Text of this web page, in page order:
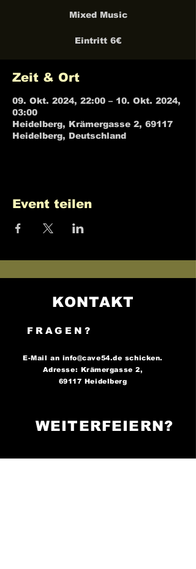
Mixed Music
Eintritt 6€
Zeit & Ort
09. Okt. 2024, 22:00 – 10. Okt. 2024,
03:00
Heidelberg, Krämergasse 2, 69117
Heidelberg, Deutschland
Event teilen
KONTAKT
FRAGEN?
E-Mail an info@cave54.de schicken.
Adresse: Krämergasse 2,
69117 Heidelberg
WEITERFEIERN?